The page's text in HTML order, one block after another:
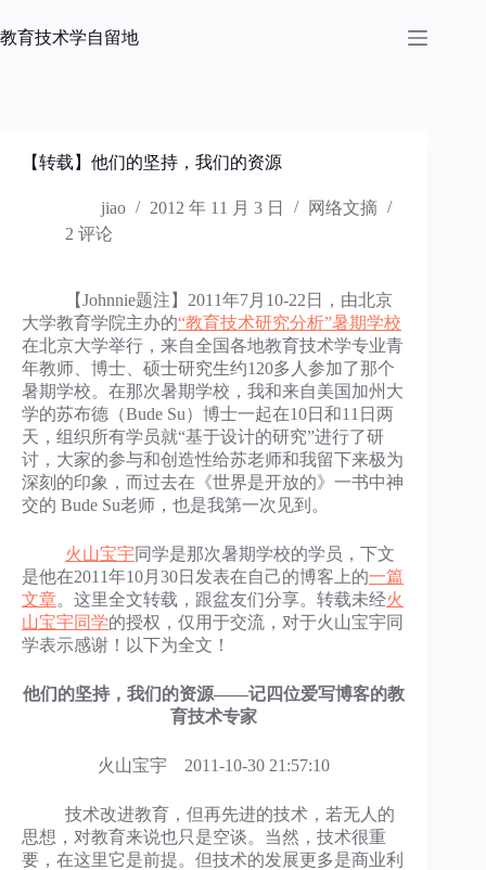
过
教育技术学自留地
【转载】他们的坚持，我们的资源
jiao 2012 年 11 月 3 日
网络文摘
2 评论
【Johnnie题注】2011年7月10-22日，由北京
大学教育学院主办的“教育技术研究分析”暑期学校
在北京大学举行，来自全国各地教育技术学专业青
年教师、博士、硕士研究生约120多人参加了那个
暑期学校。在那次暑期学校，我和来自美国加州大
学的苏布德（Bude Su）博士一起在10日和11日两
天，组织所有学员就“基于设计的研究”进行了研
讨，大家的参与和创造性给苏老师和我留下来极为
深刻的印象，而过去在《世界是开放的》一书中神
交的 Bude Su老师，也是我第一次见到。
火山宝宇同学是那次暑期学校的学员，下文
是他在2011年10月30日发表在自己的博客上的一篇
文章。这里全文转载，跟盆友们分享。转载未经火
山宝宇同学的授权，仅用于交流，对于火山宝宇同
学表示感谢！以下为全文！
他们的坚持，我们的资源——记四位爱写博客的教
育技术专家
火山宝宇 2011-10-30 21:57:10
技术改进教育，但再先进的技术，若无人的
思想，对教育来说也只是空谈。当然，技术很重
要，在这里它是前提。但技术的发展更多是商业利